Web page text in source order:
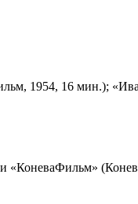
1954, 16 мин.);
«КоневаФильм»